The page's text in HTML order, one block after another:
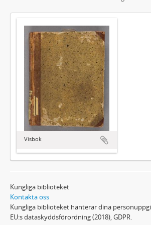
Visbok
Kungliga biblioteket
Kontakta oss
Kungliga biblioteket hanterar dina
EU:s dataskyddsförordning (2018), GDPR.